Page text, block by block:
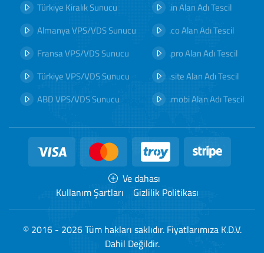
Türkiye Kiralık Sunucu
Almanya VPS/VDS Sunucu
Fransa VPS/VDS Sunucu
Türkiye VPS/VDS Sunucu
ABD VPS/VDS Sunucu
.in Alan Adı Tescil
.co Alan Adı Tescil
.pro Alan Adı Tescil
.site Alan Adı Tescil
.mobi Alan Adı Tescil
Ve dahası
Kullanım Şartları
Gizlilik Politikası
© 2016 - 2026 Tüm hakları saklıdır. Fiyatlarımıza K.D.V.
Dahil Değildir.